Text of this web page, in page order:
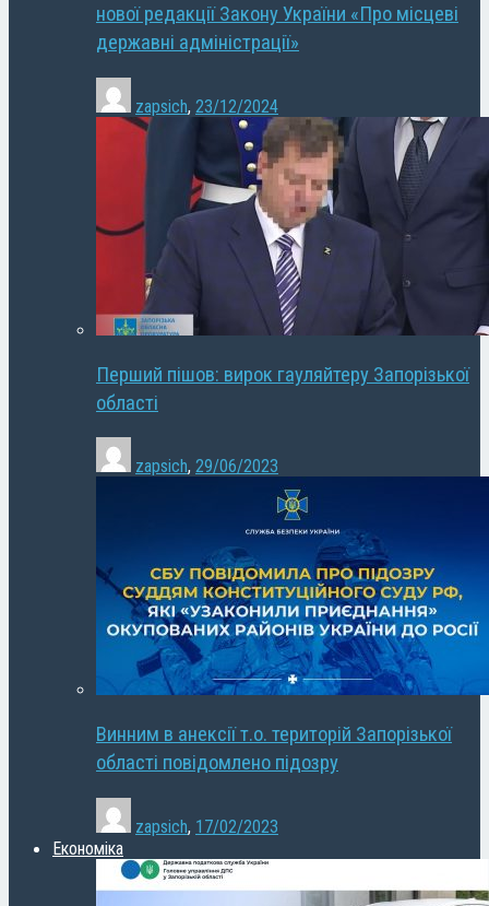
нової редакції Закону України «Про місцеві
державні адміністрації»
zapsich, 23/12/2024
Перший пішов: вирок гауляйтеру Запорізької
області
zapsich, 29/06/2023
Винним в анексії т.о. територій Запорізької
області повідомлено підозру
zapsich, 17/02/2023
Економіка